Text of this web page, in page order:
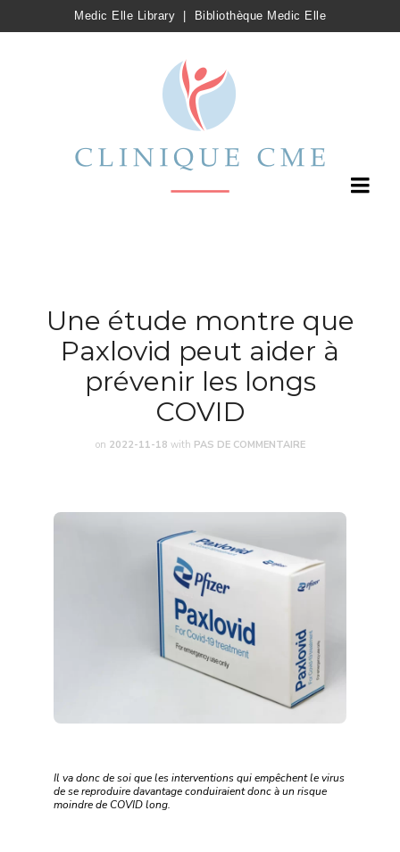
Medic Elle Library Bibliothèque Medic Elle
Une étude montre que
Paxlovid peut aider à
prévenir les longs
COVID
on 2022-11-18 with PAS DE COMMENTAIRE
Il va donc de soi que les interventions qui empêchent le virus
de se reproduire davantage conduiraient donc à un risque
moindre de COVID long.